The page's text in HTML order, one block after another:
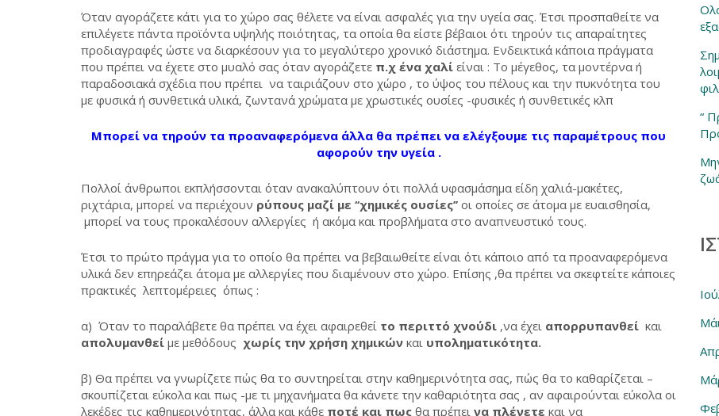
Όταν αγοράζετε κάτι για το χώρο σας θέλετε να είναι ασφαλές για την υγεία σας. Έτσι προσπαθείτε να
επιλέγετε πάντα προϊόντα υψηλής ποιότητας, τα οποία θα είστε βέβαιοι ότι τηρούν τις απαραίτητες
προδιαγραφές ώστε να διαρκέσουν για το μεγαλύτερο χρονικό διάστημα. Ενδεικτικά κάποια πράγματα
που πρέπει να έχετε στο μυαλό σας όταν αγοράζετε π.χ ένα χαλί είναι : Το μέγεθος, τα μοντέρνα ή
παραδοσιακά σχέδια που πρέπει να ταιριάζουν στο χώρο , το ύψος του πέλους και την πυκνότητα του
με φυσικά ή συνθετικά υλικά, ζωντανά χρώματα με χρωστικές ουσίες -φυσικές ή συνθετικές κλπ
Μπορεί να τηρούν τα προαναφερόμενα άλλα θα πρέπει να ελέγξουμε τις παραμέτρους που
αφορούν την υγεία .
Πολλοί άνθρωποι εκπλήσσονται όταν ανακαλύπτουν ότι πολλά υφασμάσημα είδη χαλιά-μακέτες,
ριχτάρια, μπορεί να περιέχουν ρύπους μαζί με ‘‘χημικές ουσίες’’ οι οποίες σε άτομα με ευαισθησία,
μπορεί να τους προκαλέσουν αλλεργίες ή ακόμα και προβλήματα στο αναπνευστικό τους.
Έτσι το πρώτο πράγμα για το οποίο θα πρέπει να βεβαιωθείτε είναι ότι κάποιο από τα προαναφερόμενα
υλικά δεν επηρεάζει άτομα με αλλεργίες που διαμένουν στο χώρο. Επίσης ,θα πρέπει να σκεφτείτε κάποιες
πρακτικές λεπτομέρειες όπως :
α) Όταν το παραλάβετε θα πρέπει να έχει αφαιρεθεί το περιττό χνούδι ,να έχει απορρυπανθεί και
απολυμανθεί με μεθόδους χωρίς την χρήση χημικών και υποληματικότητα.
β) Θα πρέπει να γνωρίζετε πώς θα το συντηρείται στην καθημερινότητα σας, πώς θα το καθαρίζεται –
σκουπίζεται εύκολα και πως -με τι μηχανήματα θα κάνετε την καθαριότητα σας , αν αφαιρούνται εύκολα οι
λεκέδες τις καθημερινότητας, άλλα και κάθε ποτέ και πως θα πρέπει να πλένετε και να
“